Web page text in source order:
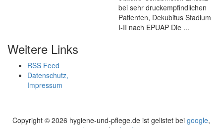
bei sehr druckempfindlichen
Patienten, Dekubitus Stadium
I-II nach EPUAP Die ...
Weitere Links
RSS Feed
Datenschutz,
Impressum
Copyright © 2026 hygiene-und-pflege.de ist gelistet bei google,